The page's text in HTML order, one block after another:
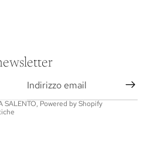
SALENTO, Powered by Shopify